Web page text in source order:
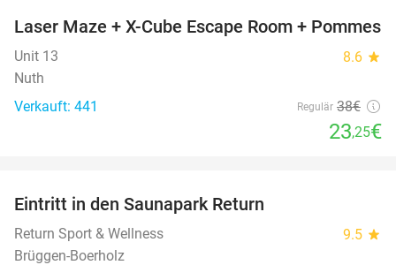
39%
Laser Maze + X-Cube Escape Room + Pommes
Unit 13 8.6 star
Nuth
Verkauft: 441
Regulär 38€
23,25€
Eintritt in den Saunapark Return
Return Sport & Wellness 9.5 star
Brüggen-Boerholz